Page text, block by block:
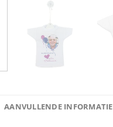
AANVULLENDE INFORMATIE